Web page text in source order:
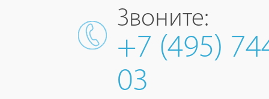
Звоните:
+7 (495)
03